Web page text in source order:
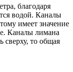
благодаря
водой. Каналы
имеет значение
Каналы лимана
сверху, то общая